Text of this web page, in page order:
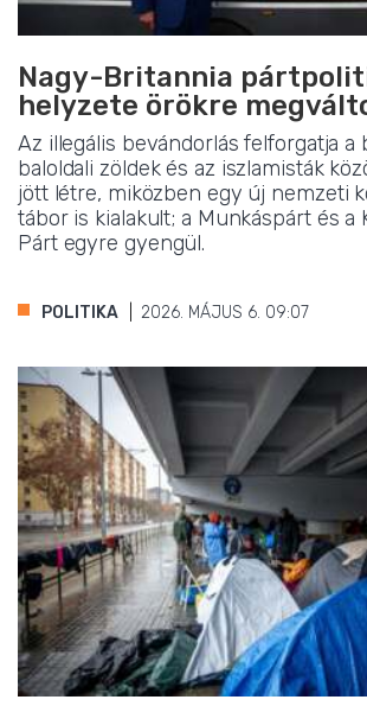
Nagy-Britannia
helyzete örökre
Az illegális bevándorlás felforgatja a
baloldali zöldek és az iszlamisták
jött létre, miközben egy új nemzeti
tábor is kialakult; a Munkáspárt és a
Párt egyre gyengül.
POLITIKA 2026. MÁJUS 6. 09:07